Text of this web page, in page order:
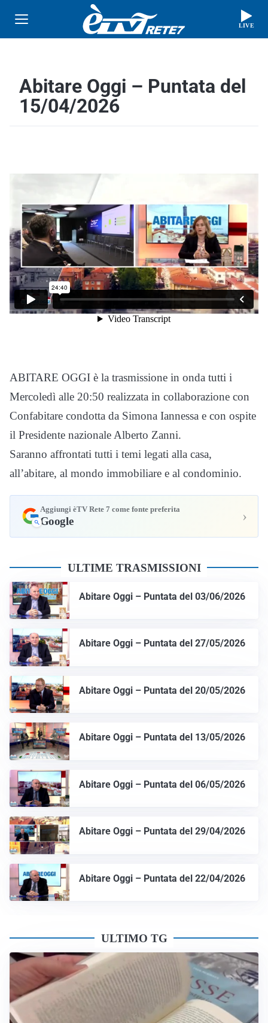
LIVE
Abitare Oggi – Puntata del
15/04/2026
ABITARE OGGI è la trasmissione in onda tutti i
Mercoledì alle 20:50 realizzata in collaborazione con
Confabitare condotta da Simona Iannessa e con ospite
il Presidente nazionale Alberto Zanni.
Saranno affrontati tutti i temi legati alla casa,
all’abitare, al mondo immobiliare e al condominio.
Aggiungi èTV Rete 7 come fonte preferita
Google ›
ULTIME TRASMISSIONI
Abitare Oggi – Puntata del 03/06/2026
Abitare Oggi – Puntata del 27/05/2026
Abitare Oggi – Puntata del 20/05/2026
Abitare Oggi – Puntata del 13/05/2026
Abitare Oggi – Puntata del 06/05/2026
Abitare Oggi – Puntata del 29/04/2026
Abitare Oggi – Puntata del 22/04/2026
ULTIMO TG